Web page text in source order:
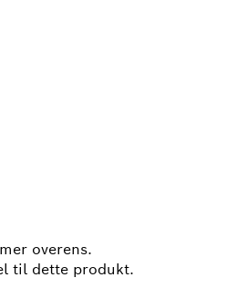
overens.
til dette produkt.